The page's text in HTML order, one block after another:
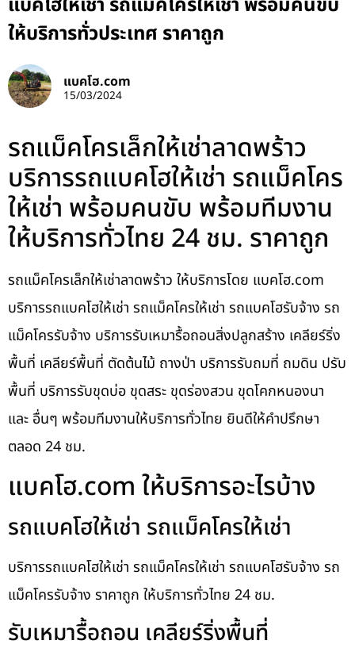
ให้บริการทั่วประเทศ ราคาถูก
แบคโฮ.com
15/03/2024
รถแม็คโครเล็กให้เช่าลาดพร้าว
บริการรถแบคโฮให้เช่า รถแม็คโคร
ให้เช่า พร้อมคนขับ พร้อมทีมงาน
ให้บริการทั่วไทย 24 ชม. ราคาถูก
รถแม็คโครเล็กให้เช่าลาดพร้าว ให้บริการโดย แบคโฮ.com
บริการรถแบคโฮให้เช่า รถแม็คโครให้เช่า รถแบคโฮรับจ้าง รถ
แม็คโครรับจ้าง บริการรับเหมารื้อถอนสิ่งปลูกสร้าง เคลียร์ริ่ง
พื้นที่ เคลียร์พื้นที่ ตัดต้นไม้ ถางป่า บริการรับถมที่ ถมดิน ปรับ
พื้นที่ บริการรับขุดบ่อ ขุดสระ ขุดร่องสวน ขุดโคกหนองนา
และ อื่นๆ พร้อมทีมงานให้บริการทั่วไทย ยินดีให้คำปรึกษา
ตลอด 24 ชม.
แบคโฮ.com ให้บริการอะไรบ้าง
รถแบคโฮให้เช่า รถแม็คโครให้เช่า
บริการรถแบคโฮให้เช่า รถแม็คโครให้เช่า รถแบคโฮรับจ้าง รถ
แม็คโครรับจ้าง ราคาถูก ให้บริการทั่วไทย 24 ชม.
รับเหมารื้อถอน เคลียร์ริ่งพื้นที่